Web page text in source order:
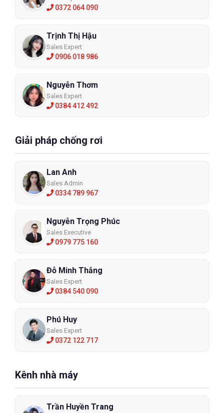
0372 064 090
Trịnh Thị Hậu
Sales Expert
0906 018 986
Nguyễn Thơm
Sales Expert
0384 412 492
Giải pháp chống rơi
Lan Anh
Sales Admin
0334 789 967
Nguyễn Trọng Phúc
Sales Executive
0979 775 160
Đỗ Minh Thắng
Sales Expert
0384 540 090
Phú Huy
Sales Expert
0372 122 717
Kênh nhà máy
Trần Huyền Trang